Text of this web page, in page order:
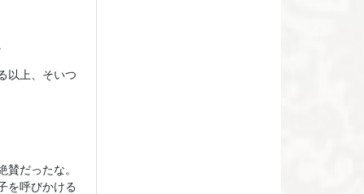
以上、そいつ
だったな。
を呼びかける